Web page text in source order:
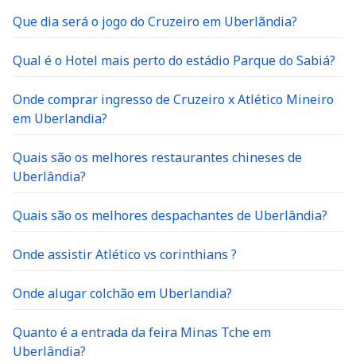
Que dia será o jogo do Cruzeiro em Uberlãndia?
Qual é o Hotel mais perto do estádio Parque do Sabiá?
Onde comprar ingresso de Cruzeiro x Atlético Mineiro
em Uberlandia?
Quais são os melhores restaurantes chineses de
Uberlândia?
Quais são os melhores despachantes de Uberlândia?
Onde assistir Atlético vs corinthians ?
Onde alugar colchão em Uberlandia?
Quanto é a entrada da feira Minas Tche em
Uberlândia?